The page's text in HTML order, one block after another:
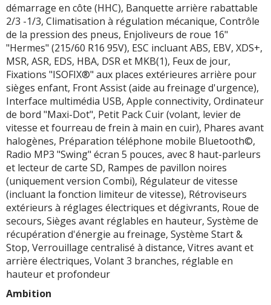
démarrage en côte (HHC), Banquette arrière rabattable
2/3 -1/3, Climatisation à régulation mécanique, Contrôle
de la pression des pneus, Enjoliveurs de roue 16"
"Hermes" (215/60 R16 95V), ESC incluant ABS, EBV, XDS+,
MSR, ASR, EDS, HBA, DSR et MKB(1), Feux de jour,
Fixations "ISOFIX®" aux places extérieures arrière pour
sièges enfant, Front Assist (aide au freinage d'urgence),
Interface multimédia USB, Apple connectivity, Ordinateur
de bord "Maxi-Dot", Petit Pack Cuir (volant, levier de
vitesse et fourreau de frein à main en cuir), Phares avant
halogènes, Préparation téléphone mobile Bluetooth©,
Radio MP3 "Swing" écran 5 pouces, avec 8 haut-parleurs
et lecteur de carte SD, Rampes de pavillon noires
(uniquement version Combi), Régulateur de vitesse
(incluant la fonction limiteur de vitesse), Rétroviseurs
extérieurs à réglages électriques et dégivrants, Roue de
secours, Sièges avant réglables en hauteur, Système de
récupération d'énergie au freinage, Système Start &
Stop, Verrouillage centralisé à distance, Vitres avant et
arrière électriques, Volant 3 branches, réglable en
hauteur et profondeur
Ambition